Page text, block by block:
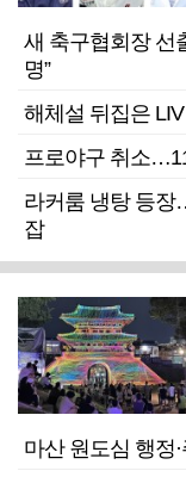
새 축구협회장
명”
해체설 뒤집은
프로야구 취소
라커룸 냉탕 등장
잡
마산 원도심 행정